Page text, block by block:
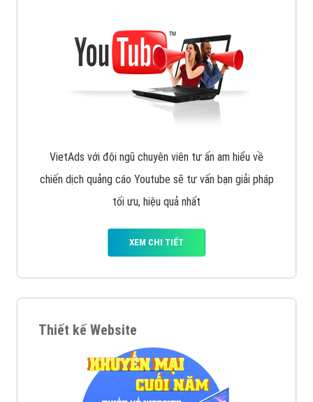
VietAds với đội ngũ chuyên viên tư ấn am hiểu về
chiến dịch quảng cáo Youtube sẽ tư vấn bạn giải pháp
tối ưu, hiệu quả nhất
XEM CHI TIẾT
Thiết kế Website